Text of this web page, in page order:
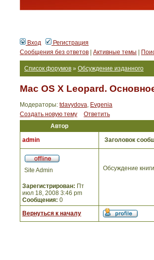
Вход
Регистрация
Сообщения без ответов
Активные темы
Список форумов » Обсуждение изданного
Mac OS X Leopard.
Модераторы: tdavydova, Evgenia
Создать новую тему
Ответить
Автор
admin
Заголовок
Site Admin
Зарегистрирован: Пт
июл 18, 2008 3:46 pm
Сообщения: 0
Обсуждение книги
Вернуться к началу